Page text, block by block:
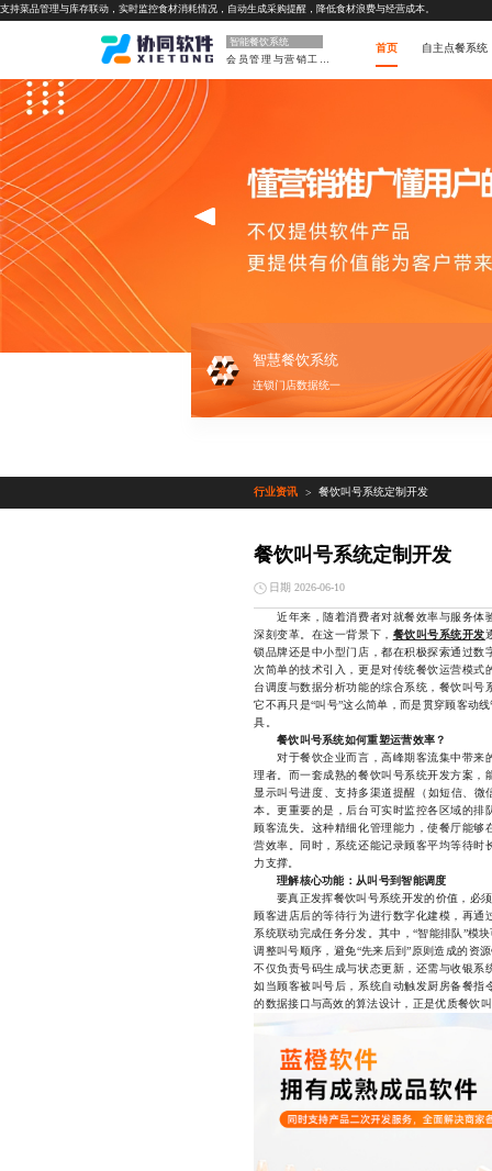
支持菜品管理与库存联动，实时监控食材消耗情况，自动生成采购提醒，降低食材浪费与经营成本。
智能餐饮系统
首页 自主点餐系统
智慧餐饮系统
连锁门店数据统一
行业资讯 > 餐饮叫号系统定制开发
餐饮叫号系统定制开发
日期 2026-06-10
近年来，随着消费者对就餐效率与服务体
深刻变革。在这一背景下， 餐饮叫号系统开发
锁品牌还是中小型门店，都在积极探索通过
次简单的技术引入，更是对传统餐饮运营模
台调度与数据分析功能的综合系统，餐饮叫
它不再只是“叫号”这么简单，而是贯穿顾客动
具。
餐饮叫号系统如何重塑运营效率？
对于餐饮企业而言，高峰期客流集中带来
理者。而一套成熟的餐饮叫号系统开发方案
显示叫号进度、支持多渠道提醒（如短信、
本。更重要的是，后台可实时监控各区域的
顾客流失。这种精细化管理能力，使餐厅能
营效率。同时，系统还能记录顾客平均等待
力支撑。
理解核心功能：从叫号到智能调度
要真正发挥餐饮叫号系统开发的价值，必须
顾客进店后的等待行为进行数字化建模，再
系统联动完成任务分发。其中，“智能排队”模
调整叫号顺序，避免“先来后到”原则造成的资
不仅负责号码生成与状态更新，还需与收银
如当顾客被叫号后，系统自动触发厨房备餐
的数据接口与高效的算法设计，正是优质餐饮